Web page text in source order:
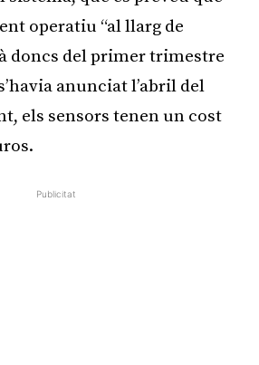
operatiu “al llarg de
doncs del primer trimestre
anunciat l’abril del
els sensors tenen un cost
Publicitat